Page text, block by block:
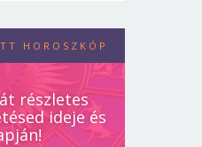
HOROSZKÓP
részletes
ideje és